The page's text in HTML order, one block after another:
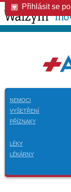
Přihlásit se
NEMOCI
VYŠETŘENÍ
PŘÍZNAKY
LÉKY
LÉKÁRNY